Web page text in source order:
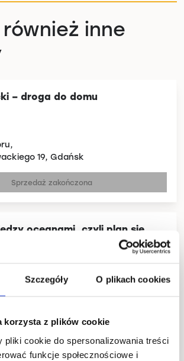
Szczegóły O plikach cookies
korzysta z plików cookie
pliki cookie do spersonalizowania treści
funkcje społecznościowe i
inne
– droga do domu
19, Gdańsk
Sprzedaż zakończona
oceanami, czyli plan się
Sprzedaż zakończona